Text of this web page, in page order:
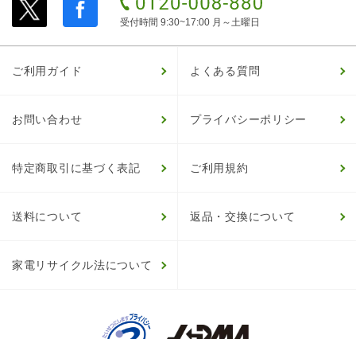
受付時間 9:30~17:00 月～土曜日
ご利用ガイド よくある質問
お問い合わせ プライバシーポリシー
特定商取引に基づく表記 ご利用規約
送料について 返品・交換について
家電リサイクル法について